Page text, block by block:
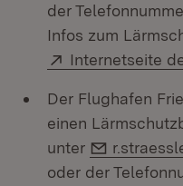
der
Infos zum
Extern:
Internetseite
Der Flughafen
einen
unter
E-Mail:
oder der